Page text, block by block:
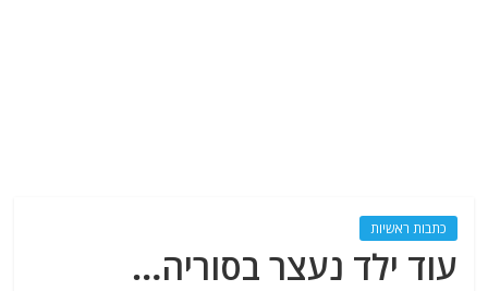
כתבות ראשיות
עוד ילד נעצר בסוריה…